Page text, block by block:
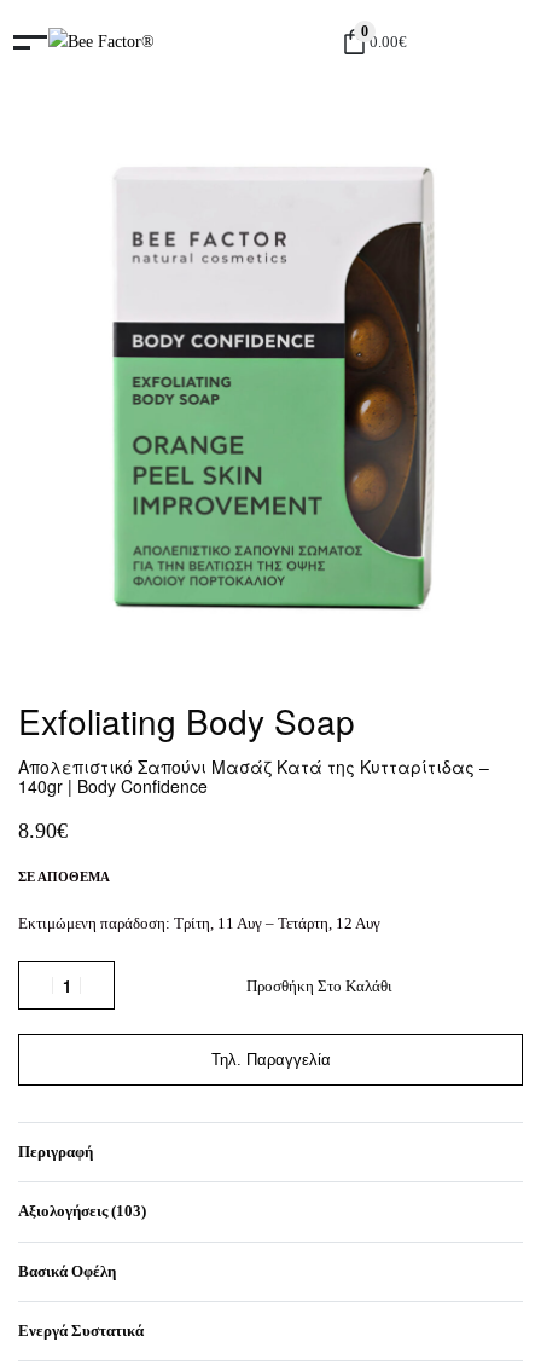
0
0.00€
Exfoliating Body Soap
Απολεπιστικό Σαπούνι Μασάζ Κατά της Κυτταρίτιδας –
140gr | Body Confidence
8.90€
ΣΕ ΑΠΌΘΕΜΑ
Εκτιμώμενη παράδοση: Τρίτη, 11 Αυγ – Τετάρτη, 12 Αυγ
Προσθήκη Στο Καλάθι
Τηλ. Παραγγελία
Περιγραφή
Αξιολογήσεις (103)
Βασικά Οφέλη
Ενεργά Συστατικά